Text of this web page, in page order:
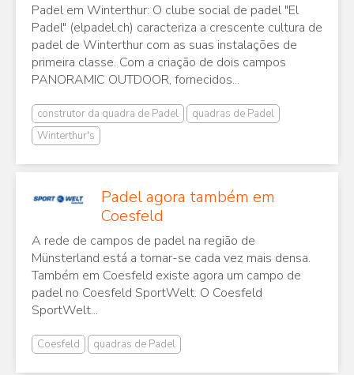
Padel em Winterthur: O clube social de padel "El
Padel" (elpadel.ch) caracteriza a crescente cultura de
padel de Winterthur com as suas instalações de
primeira classe. Com a criação de dois campos
PANORAMIC OUTDOOR, fornecidos...
construtor da quadra de Padel
quadras de Padel
Winterthur's
Padel agora também em
Coesfeld
A rede de campos de padel na região de
Münsterland está a tornar-se cada vez mais densa.
Também em Coesfeld existe agora um campo de
padel no Coesfeld SportWelt. O Coesfeld
SportWelt...
Coesfeld quadras de Padel